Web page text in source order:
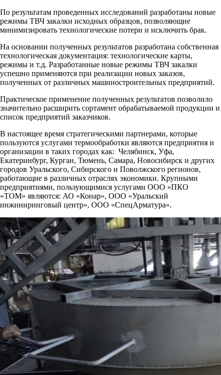
По результатам проведенных исследований разработаны новые
режимы ТВЧ закалки исходных образцов, позволяющие
минимизировать технологические потери и исключить брак.
На основании полученных результатов разработана собственная
технологическая документация: технологические карты,
режимы и т.д. Разработанные новые режимы ТВЧ закалки
успешно применяются при реализации новых заказов,
полученных от различных машиностроительных предприятий.
Практическое применение полученных результатов позволило
значительно расширить сортамент обрабатываемой продукции и
список предприятий заказчиков.
В настоящее время стратегическими партнерами, которые
пользуются услугами термообработки являются предприятия и
организации в таких городах как: Челябинск, Уфа,
Екатеринбург, Курган, Тюмень, Самара, Новосибирск и других
городов Уральского, Сибирского и Поволжского регионов,
работающие в различных отраслях экономики. Крупными
предприятиями, пользующимися услугами ООО «ПКО
«ТОМ» являются: АО «Конар», ООО «Уральский
инжиниринговый центр», ООО «СпецАрматура».